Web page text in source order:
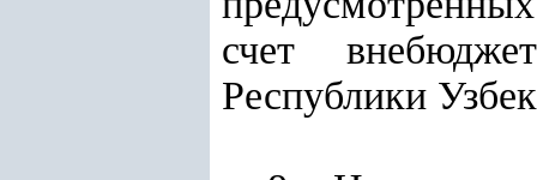
счет
Республики